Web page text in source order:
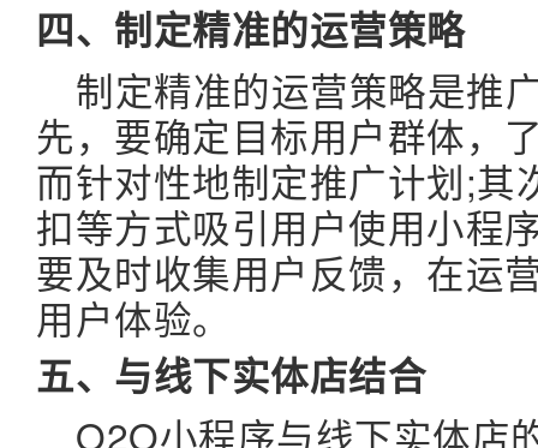
四、制定精准的运营策略
制定精准的运营策略是推
先，要确定目标用户群体，
而针对性地制定推广计划;其
扣等方式吸引用户使用小程
要及时收集用户反馈，在运
用户体验。
五、与线下实体店结合
O2O小程序与线下实体店